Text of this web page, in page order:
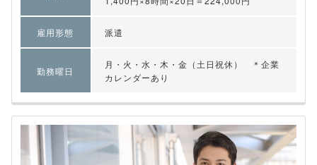
雇用形態 派遣
勤務曜日
月・火・水・木・金（土日祝休） ＊企業
カレンダーあり